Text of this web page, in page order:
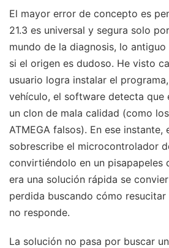
El mayor error de concepto es
21.3 es universal y segura solo
mundo de la diagnosis, lo
si el origen es dudoso. He visto
usuario logra instalar el
vehículo, el software detecta que
un clon de mala calidad (como
ATMEGA falsos). En ese instante,
sobrescribe el microcontrolador
convirtiéndolo en un pisapapeles
era una solución rápida se
perdida buscando cómo resucitar
no responde.
La solución no pasa por buscar